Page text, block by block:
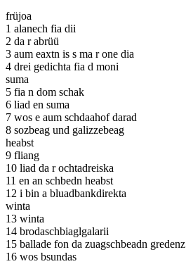
früjoa
1 alanech fia dii
2 da r abrüü
3 aum eaxtn is s ma r one dia
4 drei gedichta fia d moni
suma
5 fia n dom schak
6 liad en suma
7 wos e aum schdaahof darad
8 sozbeag und galizzebeag
heabst
9 fliang
10 liad da r ochtadreiska
11 en an schbedn heabst
12 i bin a bluadbankdirekta
winta
13 winta
14 brodaschbiaglgalarii
15 ballade fon da zuagschbeadn gredenz
16 wos bsundas